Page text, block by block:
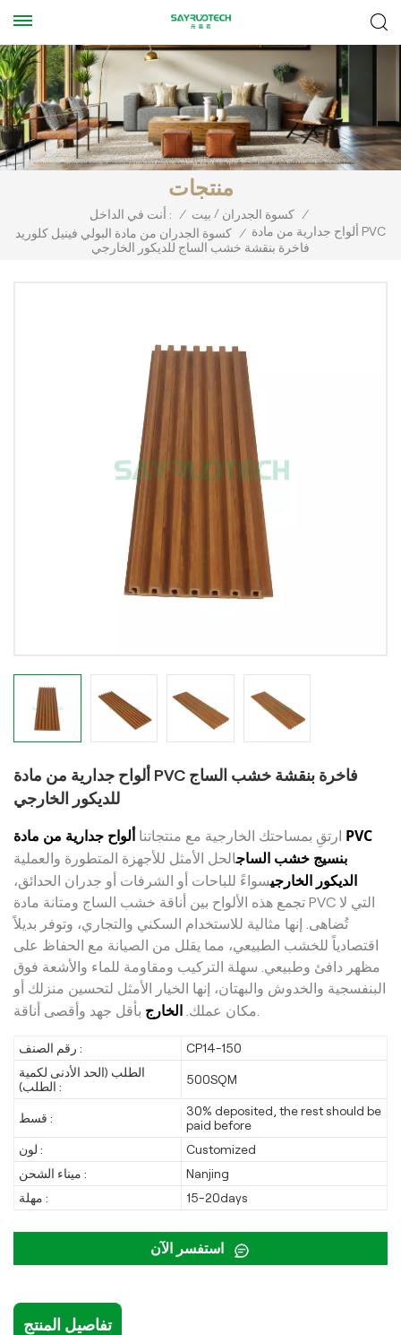
منتجات
أنت في الداخل : / بيت / كسوة الجدران /
كسوة الجدران من مادة البولي فينيل كلوريد / ألواح جدارية من مادة PVC
فاخرة بنقشة خشب الساج للديكور الخارجي
ألواح جدارية من مادة PVC فاخرة بنقشة خشب الساج
للديكور الخارجي
ارتقِ بمساحتك الخارجية مع منتجاتنا ألواح جدارية من مادة PVC
بنسيج خشب الساجالحل الأمثل للأجهزة المتطورة والعملية
الديكور الخارجيسواءً للباحات أو الشرفات أو جدران الحدائق،
تجمع هذه الألواح بين أناقة خشب الساج ومتانة مادة PVC التي لا
تُضاهى. إنها مثالية للاستخدام السكني والتجاري، وتوفر بديلاً
اقتصادياً للخشب الطبيعي، مما يقلل من الصيانة مع الحفاظ على
مظهر دافئ وطبيعي. سهلة التركيب ومقاومة للماء والأشعة فوق
البنفسجية والخدوش والبهتان، إنها الخيار الأمثل لتحسين منزلك أو
مكان عملك. الخارج
رقم الصنف :
CP14-150
الطلب (الحد الأدنى لكمية
الطلب) :
500SQM
قسط :
30% deposited, the rest should be
paid before
لون :
Customized
ميناء الشحن :
Nanjing
مهلة :
15-20days
تفاصيل المنتج